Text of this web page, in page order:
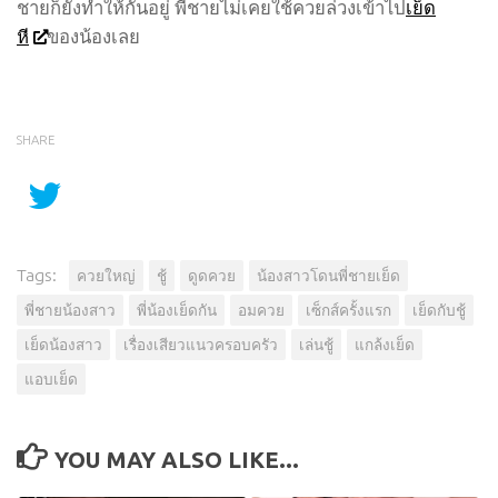
ชายก็ยังทำให้กันอยู่ พี่ชายไม่เคยใช้ควยล่วงเข้าไป เย็ด
หี
ของน้องเลย
SHARE
Tags: ควยใหญ่ ชู้ ดูดควย
น้องสาวโดนพี่ชายเย็ด
พี่ชายน้องสาว
พี่น้องเย็ดกัน อมควย เซ็กส์ครั้งแรก
เย็ดกับชู้
เย็ดน้องสาว
เรื่องเสียวแนวครอบครัว เล่นชู้
แกล้งเย็ด
แอบเย็ด
YOU MAY ALSO LIKE...